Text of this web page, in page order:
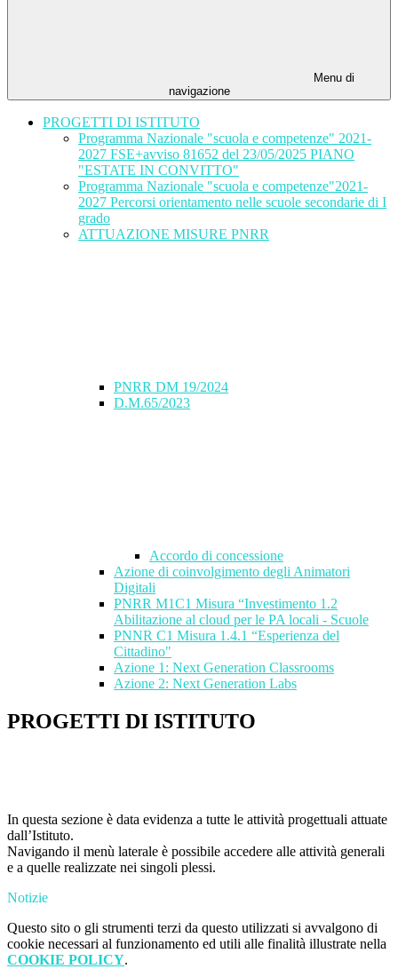
Menu di
navigazione
PROGETTI DI ISTITUTO
Programma Nazionale "scuola e competenze" 2021-
2027 FSE+avviso 81652 del 23/05/2025 PIANO
"ESTATE IN CONVITTO"
Programma Nazionale "scuola e competenze"2021-
2027 Percorsi orientamento nelle scuole secondarie di I
grado
ATTUAZIONE MISURE PNRR
PNRR DM 19/2024
D.M.65/2023
Accordo di concessione
Azione di coinvolgimento degli Animatori
Digitali
PNRR M1C1 Misura “Investimento 1.2
Abilitazione al cloud per le PA locali - Scuole
PNNR C1 Misura 1.4.1 “Esperienza del
Cittadino"
Azione 1: Next Generation Classrooms
Azione 2: Next Generation Labs
PROGETTI DI ISTITUTO
In questa sezione è data evidenza a tutte le attività progettuali attuate
dall’Istituto.
Navigando il menù laterale è possibile accedere alle attività generali
e a quelle realizzate nei singoli plessi.
Notizie
Questo sito o gli strumenti terzi da questo utilizzati si avvalgono di
cookie necessari al funzionamento ed utili alle finalità illustrate nella
COOKIE POLICY.